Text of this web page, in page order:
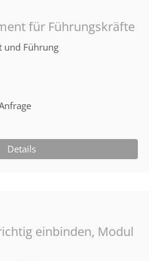
für Führungskräfte
und Führung
Details
einbinden, Modul